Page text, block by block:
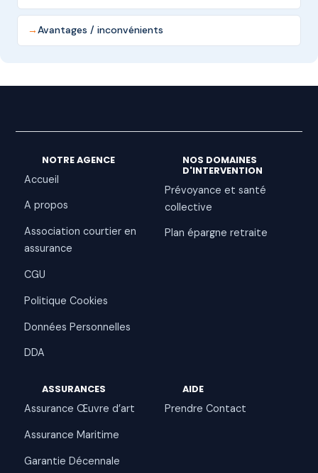
Avantages / inconvénients
NOTRE AGENCE
Accueil
A propos
Association courtier en
assurance
CGU
Politique Cookies
Données Personnelles
DDA
NOS DOMAINES
D'INTERVENTION
Prévoyance et santé
collective
Plan épargne retraite
ASSURANCES
Assurance Œuvre d’art
Assurance Maritime
Garantie Décennale
AIDE
Prendre Contact